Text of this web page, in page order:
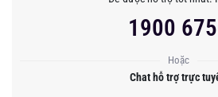
1900
Hoặc
Chat hỗ trợ trực